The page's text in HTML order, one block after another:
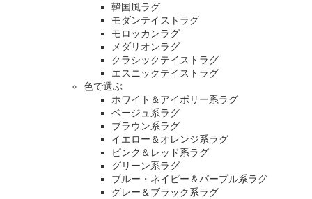
韓国風ラグ
モダンテイストラグ
モロッカンラグ
メダリオンラグ
クラシックテイストラグ
エスニックテイストラグ
色で選ぶ
ホワイト＆アイボリー系ラグ
ベージュ系ラグ
ブラウン系ラグ
イエロー＆オレンジ系ラグ
ピンク＆レッド系ラグ
グリーン系ラグ
ブルー・ネイビー＆パープル系ラグ
グレー＆ブラック系ラグ